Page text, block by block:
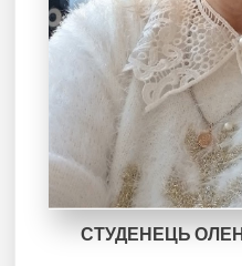
СТУДЕНЕЦЬ